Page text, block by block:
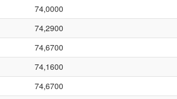
74,0000
74,2900
74,6700
74,1600
74,6700